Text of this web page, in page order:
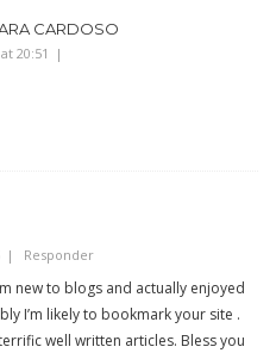
CARDOSO
20:51
Responder
new to blogs and actually enjoyed
I’m likely to bookmark your site .
well written articles. Bless you